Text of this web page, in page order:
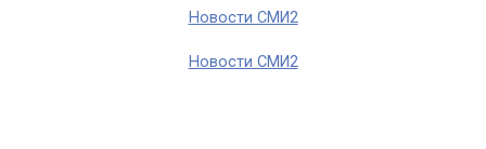
Новости СМИ2
Новости СМИ2